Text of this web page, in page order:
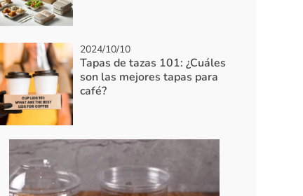
2024/10/10
Tapas de tazas 101: ¿Cuáles
son las mejores tapas para
café?